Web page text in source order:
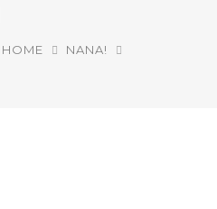
HOME
NANA!